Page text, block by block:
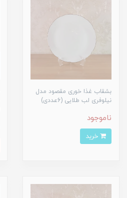
بشقاب غذا خوری مقصود مدل
نیلوفری لب طلایی (6عددی)
ناموجود